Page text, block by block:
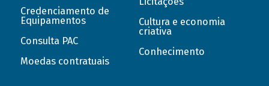
Credenciamento de
Equipamentos
Consulta PAC
Moedas contratuais
Cultura e economia
criativa
Conhecimento